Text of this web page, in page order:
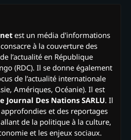
est un média d'informations
à la couverture des
l’actualité en République
(RDC). Il se donne également
de l’actualité internationale
Amériques, Océanie). Il est
Journal Des Nations SARLU. Il
et des reportages
de la politique à la culture,
et les enjeux sociaux.